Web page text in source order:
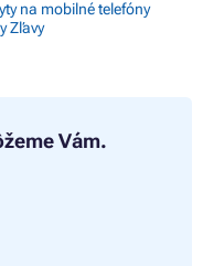
na mobilné telefóny
Zľavy
Vám.